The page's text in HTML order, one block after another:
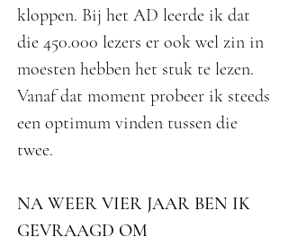
kloppen. Bij het AD leerde ik dat
die 450.000 lezers er ook wel zin in
moesten hebben het stuk te lezen.
Vanaf dat moment probeer ik steeds
een optimum vinden tussen die
twee.
NA WEER VIER JAAR BEN IK
GEVRAAGD OM